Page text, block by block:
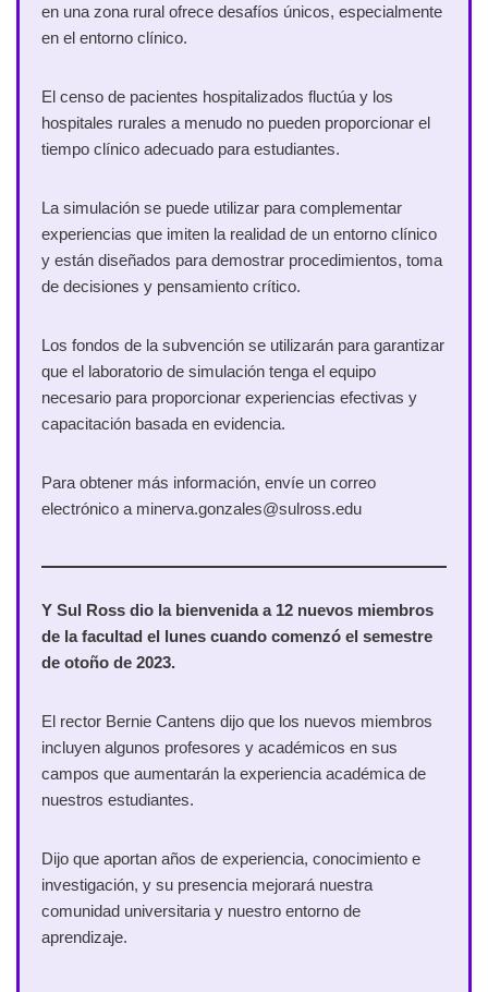
en una zona rural ofrece desafíos únicos, especialmente
en el entorno clínico.
El censo de pacientes hospitalizados fluctúa y los
hospitales rurales a menudo no pueden proporcionar el
tiempo clínico adecuado para estudiantes.
La simulación se puede utilizar para complementar
experiencias que imiten la realidad de un entorno clínico
y están diseñados para demostrar procedimientos, toma
de decisiones y pensamiento crítico.
Los fondos de la subvención se utilizarán para garantizar
que el laboratorio de simulación tenga el equipo
necesario para proporcionar experiencias efectivas y
capacitación basada en evidencia.
Para obtener más información, envíe un correo
electrónico a minerva.gonzales@sulross.edu
Y Sul Ross dio la bienvenida a 12 nuevos miembros
de la facultad el lunes cuando comenzó el semestre
de otoño de 2023.
El rector Bernie Cantens dijo que los nuevos miembros
incluyen algunos profesores y académicos en sus
campos que aumentarán la experiencia académica de
nuestros estudiantes.
Dijo que aportan años de experiencia, conocimiento e
investigación, y su presencia mejorará nuestra
comunidad universitaria y nuestro entorno de
aprendizaje.